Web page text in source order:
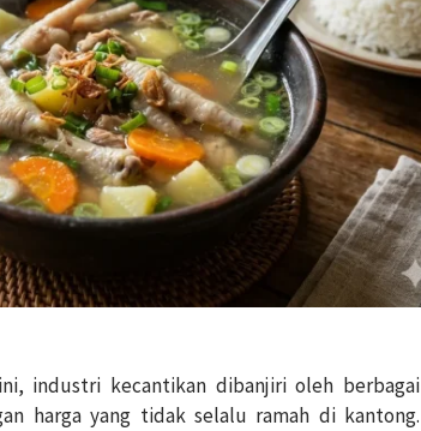
industri kecantikan dibanjiri oleh berbagai
harga yang tidak selalu ramah di kantong.